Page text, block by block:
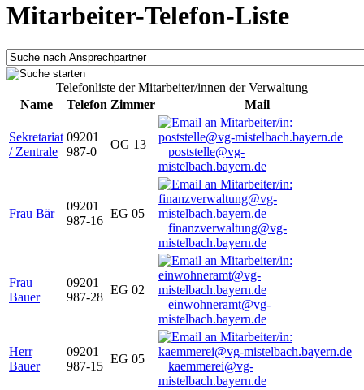
Mitarbeiter-Telefon-Liste
Telefonliste der Mitarbeiter/innen der Verwaltung
Name
Telefon Zimmer Mail
Sekretariat
/ Zentrale
09201
987-0
OG 13
poststelle@vg-
mistelbach.bayern.de
Frau Bär
09201
987-16
EG 05
finanzverwaltung@vg-
mistelbach.bayern.de
Frau
Bauer
09201
987-28
EG 02
einwohneramt@vg-
mistelbach.bayern.de
Herr
Bauer
09201
987-15
EG 05
kaemmerei@vg-
mistelbach.bayern.de